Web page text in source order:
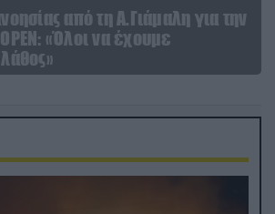
από τη Α.Γιάμαλη για την
«Όλοι να έχουμε